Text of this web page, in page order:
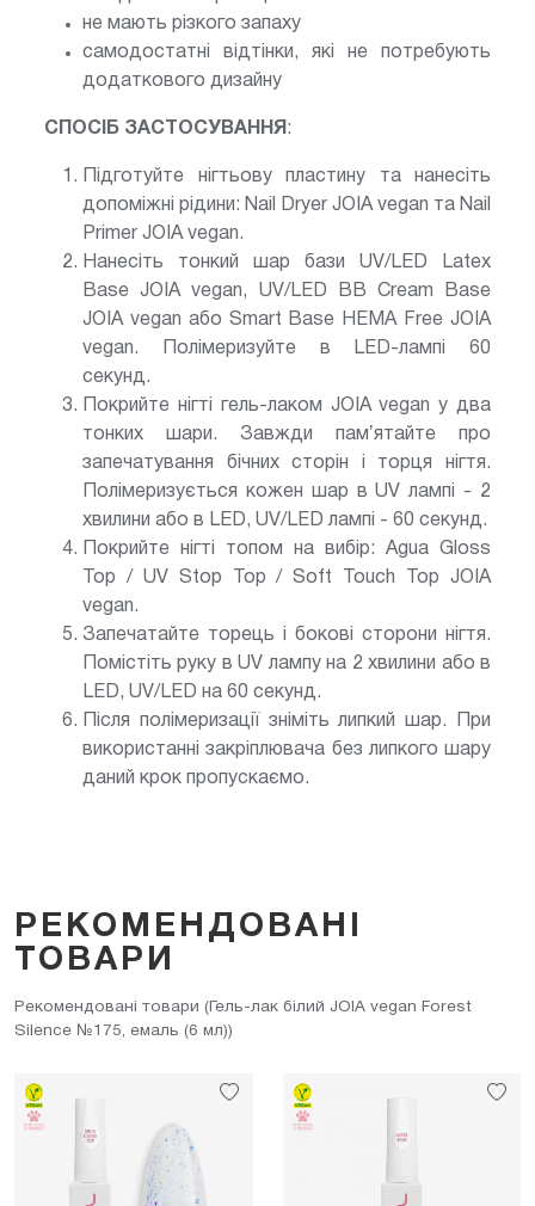
не мають різкого запаху
самодостатні відтінки, які не потребують
додаткового дизайну
СПОСІБ ЗАСТОСУВАННЯ :
Підготуйте нігтьову пластину та нанесіть
допоміжні рідини: Nail Dryer JOIA vegan та Nail
Primer JOIA vegan.
Нанесіть тонкий шар бази UV/LED Latex
Base JOIA vegan, UV/LED BB Cream Base
JOIA vegan або Smart Base HEMA Free JOIA
vegan. Полімеризуйте в LED-лампі 60
секунд.
Покрийте нігті гель-лаком JOIA vegan у два
тонких шари. Завжди памʼятайте про
запечатування бічних сторін і торця нігтя.
Полімеризується кожен шар в UV лампі - 2
хвилини або в LED, UV/LED лампі - 60 секунд.
Покрийте нігті топом на вибір: Agua Gloss
Top / UV Stop Top / Soft Touch Top JOIA
vegan.
Запечатайте торець і бокові сторони нігтя.
Помістіть руку в UV лампу на 2 хвилини або в
LED, UV/LED на 60 секунд.
Після полімеризації зніміть липкий шар. При
використанні закріплювача без липкого шару
даний крок пропускаємо.
РЕКОМЕНДОВАНІ
ТОВАРИ
Рекомендовані товари (Гель-лак білий JOIA vegan Forest
Silence №175, емаль (6 мл))